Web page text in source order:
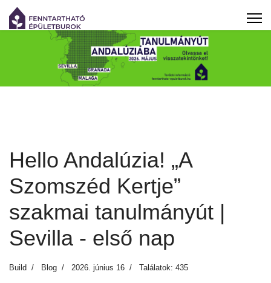
Hello Andalúzia! „A
Szomszéd Kertje”
szakmai tanulmányút |
Sevilla - első nap
Build Blog 2026. június 16 Találatok: 435